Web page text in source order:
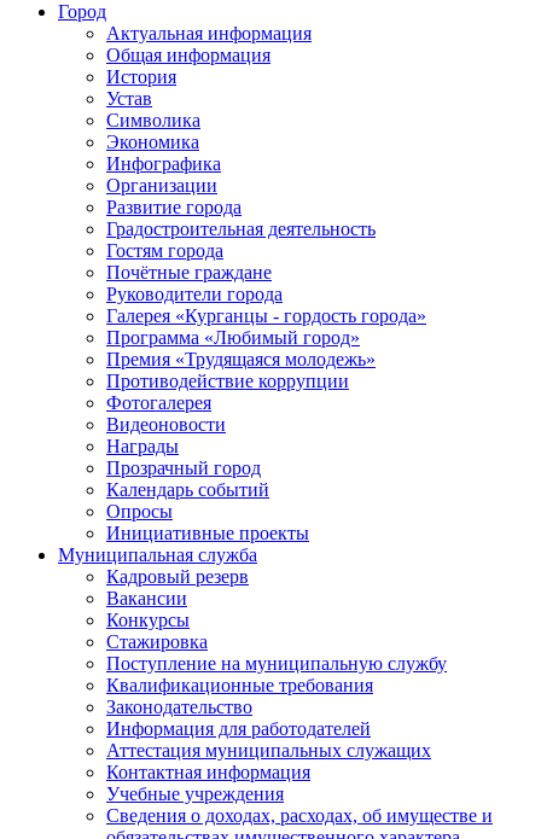
Город
Актуальная информация
Общая информация
История
Устав
Символика
Экономика
Инфографика
Организации
Развитие города
Градостроительная деятельность
Гостям города
Почётные граждане
Руководители города
Галерея «Курганцы - гордость города»
Программа «Любимый город»
Премия «Трудящаяся молодежь»
Противодействие коррупции
Фотогалерея
Видеоновости
Награды
Прозрачный город
Календарь событий
Опросы
Инициативные проекты
Муниципальная служба
Кадровый резерв
Вакансии
Конкурсы
Стажировка
Поступление на муниципальную службу
Квалификационные требования
Законодательство
Информация для работодателей
Аттестация муниципальных служащих
Контактная информация
Учебные учреждения
Сведения о доходах, расходах, об имуществе и